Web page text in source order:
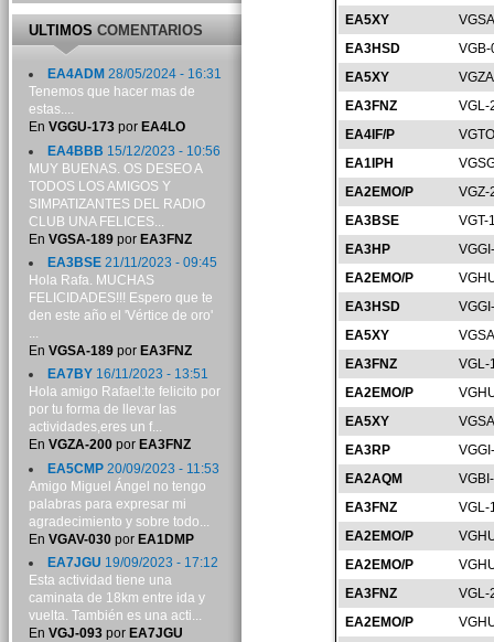
EA5XY
EA3HSD
EA5XY
EA3FNZ
VGL-
EA4IF/P
EA1IPH
EA2EMO/P
VGZ-
EA3BSE
VGT-
EA3HP
EA2EMO/P
EA3HSD
EA5XY
EA3FNZ
VGL-
EA2EMO/P
EA5XY
EA3RP
EA2AQM
EA3FNZ
VGL-
EA2EMO/P
EA2EMO/P
EA3FNZ
VGL-
EA2EMO/P
ULTIMOSCOMENTARIOS
EA4ADM 28/05/2024 - 16:31
Tenemos que hacer mas de
estas....
En VGGU-173por EA4LO
EA4BBB 15/12/2023 - 10:56
MUY BUENAS. OS DESEO A
TODOS LOS AMIGOS Y
SIMPATIZANTES DEL RADIO
CLUB UNA FELICES...
En VGSA-189por EA3FNZ
EA3BSE21/11/2023 - 09:45
Hola Rafa. MUCHAS
FELICIDADES!!! Espero que te
den este año el 'Vértice de oro'
...
En VGSA-189por EA3FNZ
EA7BY16/11/2023 - 13:51
Hola amigo Rafael:te felicito por
por tu forma de llevar las
actividades,eres un f...
En VGZA-200por EA3FNZ
EA5CMP20/09/2023 - 11:53
Amigo Miguel Ángel no tengo
palabras para expresar mi
agradecimiento y sobre todo...
En VGAV-030por EA1DMP
EA7JGU 19/09/2023 - 17:12
Esta actividad tiene una
caminata de 18km entre ida y
vuelta. También es una acti...
En VGJ-093por EA7JGU